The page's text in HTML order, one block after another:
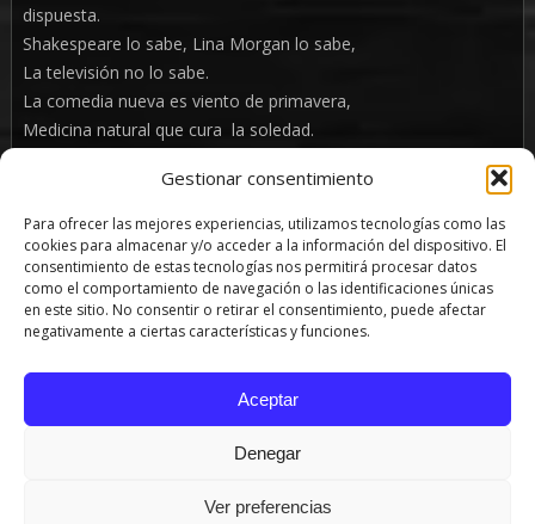
Gestionar consentimiento
Para ofrecer las mejores experiencias, utilizamos tecnologías como las
cookies para almacenar y/o acceder a la información del dispositivo. El
consentimiento de estas tecnologías nos permitirá procesar datos
como el comportamiento de navegación o las identificaciones únicas
en este sitio. No consentir o retirar el consentimiento, puede afectar
negativamente a ciertas características y funciones.
Aceptar
Denegar
Ver preferencias
dispuesta.
Shakespeare lo sabe, Lina Morgan lo sabe,
La televisión no lo sabe.
La comedia nueva es viento de primavera,
Medicina natural que cura la soledad.
YO soy la COMEDIA ¿y Tú?
FICHA TÉCNICA:
ACTRICES: YOLANDA VALLE, FRANCISCA DÍA, SOLE VALENCIA
DIRECCIÓN Y PUESTA EN ESCENA: PRINCIPIO DE
INCERTIDUMBRE.
PIN